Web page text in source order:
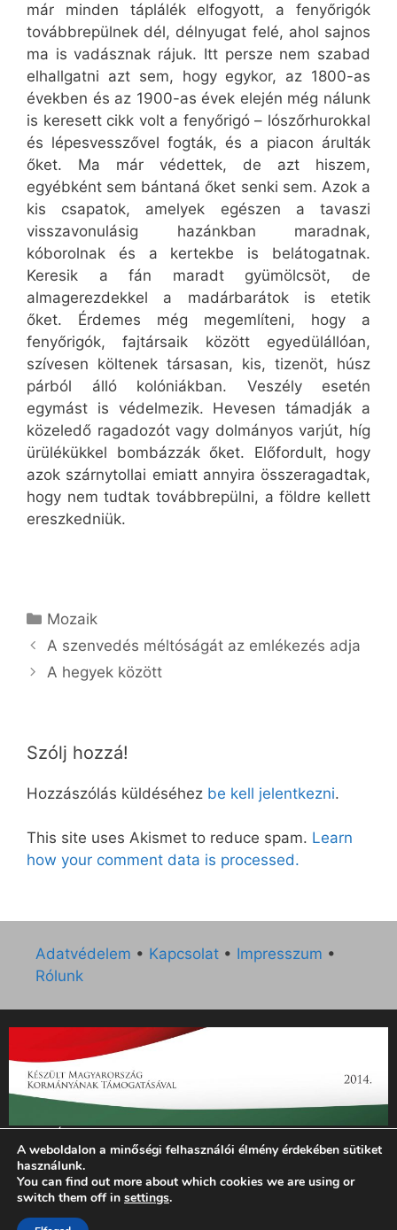
már minden táplálék elfogyott, a fenyőrigók
továbbrepülnek dél, délnyugat felé, ahol sajnos
ma is vadásznak rájuk. Itt persze nem szabad
elhallgatni azt sem, hogy egykor, az 1800-as
években és az 1900-as évek elején még nálunk
is keresett cikk volt a fenyőrigó – lószőrhurokkal
és lépesvesszővel fogták, és a piacon árulták
őket. Ma már védettek, de azt hiszem,
egyébként sem bántaná őket senki sem. Azok a
kis csapatok, amelyek egészen a tavaszi
visszavonulásig hazánkban maradnak,
kóborolnak és a kertekbe is belátogatnak.
Keresik a fán maradt gyümölcsöt, de
almagerezdekkel a madárbarátok is etetik
őket. Érdemes még megemlíteni, hogy a
fenyőrigók, fajtársaik között egyedülállóan,
szívesen költenek társasan, kis, tizenöt, húsz
párból álló kolóniákban. Veszély esetén
egymást is védelmezik. Hevesen támadják a
közeledő ragadozót vagy dolmányos varjút, híg
ürülékükkel bombázzák őket. Előfordult, hogy
azok szárnytollai emiatt annyira összeragadtak,
hogy nem tudtak továbbrepülni, a földre kellett
ereszkedniük.
Kategória
Mozaik
A szenvedés méltóságát az emlékezés adja
A hegyek között
Szólj hozzá!
Hozzászólás küldéséhez be kell jelentkezni.
This site uses Akismet to reduce spam. Learn
how your comment data is processed.
Adatvédelem • Kapcsolat • Impresszum •
Rólunk
„Az Új Ember katolikus hetilap 2014. évi működésének
támogatását az EGYH-KCP-14-P-0121 sz. támogatási
szerződés keretében 3 000 000 Ft összegben támogatta az
Emberi Erőforrások Minisztériuma.”
A weboldalon a minőségi felhasználói élmény érdekében sütiket
használunk.
You can find out more about which cookies we are using or
switch them off in settings.